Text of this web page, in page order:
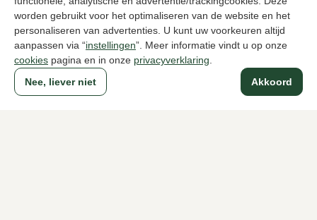
worden gebruikt voor het optimaliseren van de website en het
personaliseren van advertenties. U kunt uw voorkeuren altijd
aanpassen via “instellingen”. Meer informatie vindt u op onze
cookies pagina en in onze privacyverklaring
Akkoord
Nee, liever niet
Pantanetti
Bruine veterschoenen heren
369,95
Santoni
Bruine
1249,00